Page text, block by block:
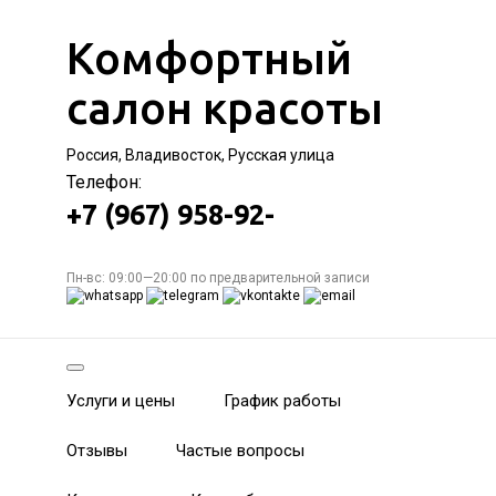
Комфортный
салон красоты
Россия, Владивосток, Русская улица
Телефон:
+7 (967) 958-92-
Пн-вс: 09:00—20:00 по предварительной записи
Услуги и цены График работы
Отзывы Частые вопросы